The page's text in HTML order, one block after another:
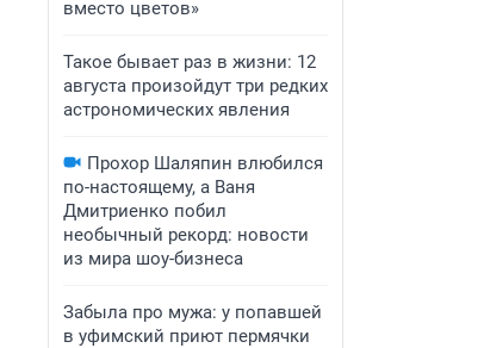
вместо цветов»
Такое бывает раз в жизни: 12
августа произойдут три редких
астрономических явления
Прохор Шаляпин влюбился
по-настоящему, а Ваня
Дмитриенко побил
необычный рекорд: новости
из мира шоу-бизнеса
Забыла про мужа: у попавшей
в уфимский приют пермячки